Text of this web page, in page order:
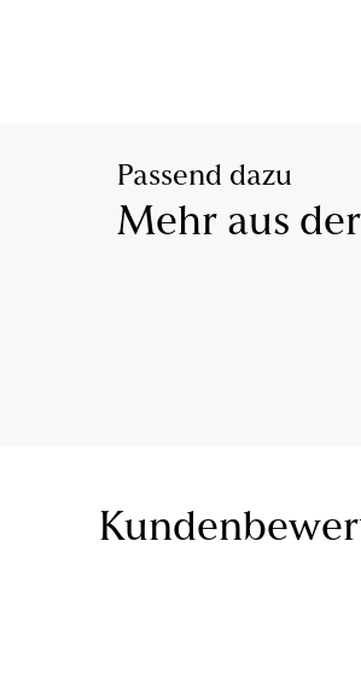
Passend dazu
Mehr aus